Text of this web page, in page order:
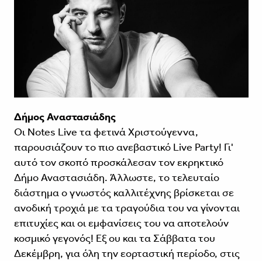
Δήμος Αναστασιάδης
Οι Notes Live τα φετινά Χριστούγεννα,
παρουσιάζουν το πιο ανεβαστικό Live Party! Γι'
αυτό τον σκοπό προσκάλεσαν τον εκρηκτικό
Δήμο Αναστασιάδη. Άλλωστε, το τελευταίο
διάστημα ο γνωστός καλλιτέχνης βρίσκεται σε
ανοδική τροχιά με τα τραγούδια του να γίνονται
επιτυχίες και οι εμφανίσεις του να αποτελούν
κοσμικό γεγονός! Εξ ου και τα Σάββατα του
Δεκέμβρη, για όλη την εορταστική περίοδο, στις